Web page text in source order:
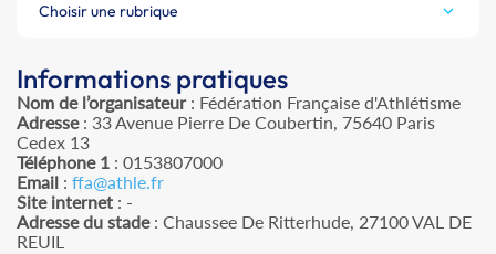
Choisir une rubrique
Informations pratiques
Nom de l’organisateur: Fédération Française d'Athlétisme
Adresse: 33 Avenue Pierre De Coubertin, 75640 Paris
Cedex 13
Téléphone 1 : 0153807000
Email : ffa@athle.fr
Site internet : -
Adresse du stade: Chaussee De Ritterhude, 27100 VAL DE
REUIL